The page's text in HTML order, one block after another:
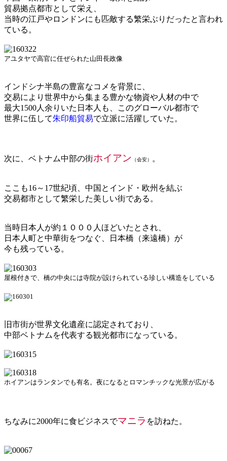
貿易拠点都市として栄え、
当時の江戸やロンドンにも匹敵する繁栄ぶりだったと言われ
ている。
アユタヤで高官に任ぜられた山田長政像
インドシナ半島の豊富なコメを背景に、
交易により世界中から集まる豊かな物資や人材の中で
最大1500人余りいた日本人も、このグローバル都市で
世界に伍して朱印船貿易で立派に活躍していた。
次に、ベトナム中部の街ホイアン （会安） 。
ここも16～17世紀頃、中国とインド・欧州を結ぶ
交易都市として繁栄した美しい街である。
当時日本人が約１０００人ほどいたとされ、
日本人町と中華街をつなぐ、日本橋（来遠橋）が
今も残っている。
屋根付きで、橋の中央には寺院が設けられている珍しい構造をしている
旧市街が世界文化遺産に認定されており、
中部ベトナムを代表する観光都市になっている。
ホイアンはランタンでも有名。夜になるとロマンチックな光景が広がる
ちなみに2000年に食ビジネスでマニラ を訪ねた。